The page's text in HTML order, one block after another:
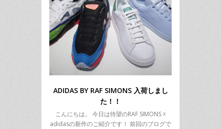
ADIDAS BY RAF SIMONS 入荷しまし
た！！
こんにちは。 今日は待望のRAF SIMONS ☓
adidasの新作のご紹介です！ 前回のブログで